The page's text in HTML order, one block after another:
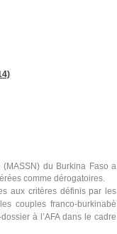
du Burkina Faso a
comme dérogatoires.
aux critères définis par les
couples franco-burkinabè
à l’AFA dans le cadre